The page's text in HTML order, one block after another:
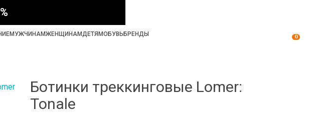
МУЖЧИНАМЖЕНЩИНАМДЕТЯМОБУВЬ БРЕНДЫ 0
Ботинки треккинговые Lomer:
Tonale